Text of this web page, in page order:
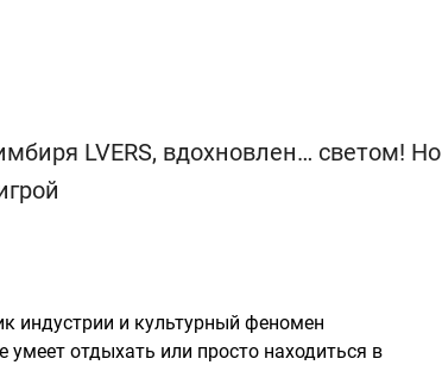
LVERS, вдохновлен… светом! Но
индустрии и культурный феномен
отдыхать или просто находиться в